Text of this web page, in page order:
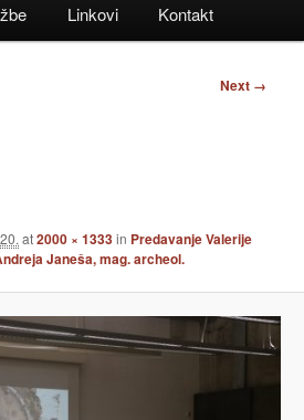
Linkovi Kontakt
Next →
at2000 × 1333in Predavanje Valerije
Janeša, mag. archeol.